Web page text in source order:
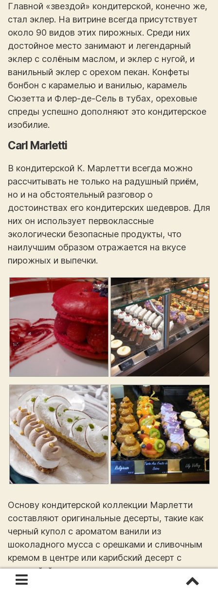
Главной «звездой» кондитерской, конечно же,
стал эклер. На витрине всегда присутствует
около 90 видов этих пирожных. Среди них
достойное место занимают и легендарный
эклер с солёным маслом, и эклер с нугой, и
ванильный эклер с орехом пекан. Конфеты
бонбон с карамелью и ванилью, карамель
Сюзетта и Флер-де-Сель в тубах, ореховые
спреды успешно дополняют это кондитерское
изобилие.
Carl Marletti
В кондитерской К. Марлетти всегда можно
рассчитывать не только на радушный приём,
но и на обстоятельный разговор о
достоинствах его кондитерских шедевров. Для
них он использует первоклассные
экологически безопасные продукты, что
наилучшим образом отражается на вкусе
пирожных и выпечки.
Основу кондитерской коллекции Марлетти
составляют оригинальные десерты, такие как
черный купол с ароматом ванили из
шоколадного мусса с орешками и сливочным
кремом в центре или карибский десерт с
маракуйей и кремом из сливок на хрустящем
пралине. Восхительное дополнение к ним —